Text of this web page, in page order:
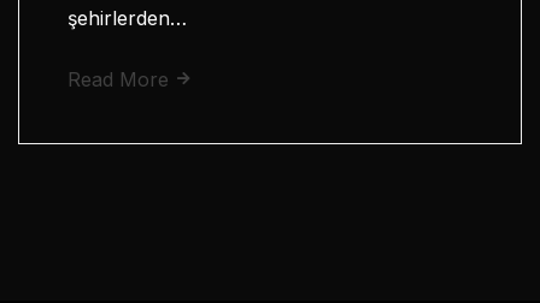
şehirlerden…
Read More